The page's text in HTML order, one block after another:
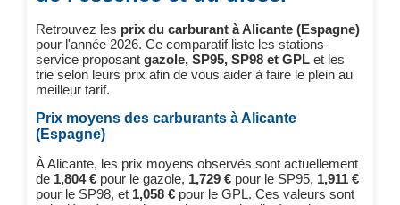
Retrouvez les prix du carburant à Alicante (Espagne)
pour l'année 2026. Ce comparatif liste les stations-
service proposant gazole, SP95, SP98 et GPLet les
trie selon leurs prix afin de vous aider à faire le plein au
meilleur tarif.
Prix moyens des carburants à Alicante
(Espagne)
À Alicante, les prix moyens observés sont actuellement
de 1,804 €pour le gazole, 1,729 €pour le SP95, 1,911 €
pour le SP98, et 1,058 €pour le GPL. Ces valeurs sont